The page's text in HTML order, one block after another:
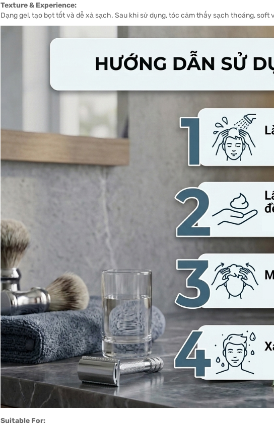
Texture & Experience:
Dạng gel, tạo bọt tốt và dễ xả sạch. Sau khi sử dụng, tóc cảm thấy sạch thoáng, soft
Suitable For: